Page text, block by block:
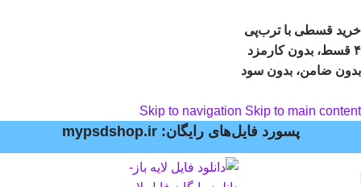
خرید قسطی با ترب‌پی
۴ قسط، بدون کارمزد
بدون ضامن، بدون سود
Skip to navigation Skip to main content
پسورد فایل‌های رایگان: mypsdshop.ir